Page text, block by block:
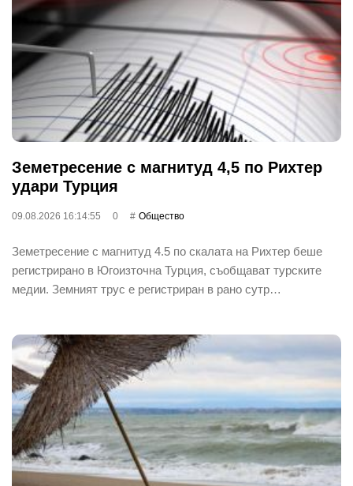
Земетресение с магнитуд 4,5 по Рихтер
удари Турция
09.08.2026 16:14:55 0 Общество
Земетресение с магнитуд 4.5 по скалата на Рихтер беше
регистрирано в Югоизточна Турция, съобщават турските
медии. Земният трус е регистриран в рано сутр…